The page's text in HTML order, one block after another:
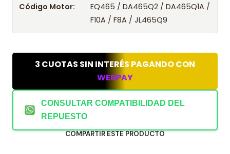
Código Motor:
EQ465 / DA465Q2 / DA465Q1A /
F10A / F8A / JL465Q9
3 CUOTAS SIN INTERÉS PAGANDO CON
WEBPAY
CONSULTAR COMPATIBILIDAD DEL
REPUESTO
COMPARTIR ESTE PRODUCTO